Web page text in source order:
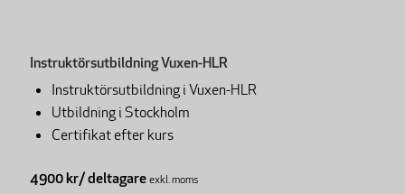
Instruktörsutbildning Vuxen-HLR
Instruktörsutbildning i Vuxen-HLR
Utbildning i Stockholm
Certifikat efter kurs
4900 kr/ deltagareexkl. moms